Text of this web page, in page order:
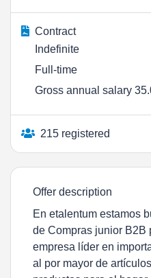
Contract
Indefinite
Full-time
Gross annual salary
215 registered
Offer description
En etalentum estamos
de Compras junior B2B
empresa líder en
al por mayor de